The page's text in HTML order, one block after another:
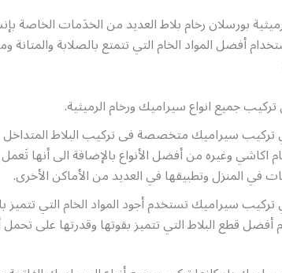
بورسلان رخام بلاط العديد من الخدَمات الخاصة
أفضل المواد الخام التي تتمتع بالصلابة والمتانة
جميع انواع سيراميك ورخام الرميثية.
تركيب سيراميك متخصصة فى تركيب البلاط المتداخل
اكاشي وغيره من أفضل الأنواع بالإضافة الى أنها
في المنزل وتطبيقها في العديد من الأماكن الأخرى.
سيراميك تستخدم أجود المواد الخام التي تتميز
أفضل قطع البلاط التي تتميز بقوتها وقدرتها على